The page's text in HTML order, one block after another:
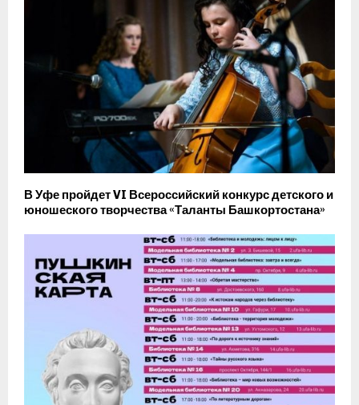
В Уфе пройдет VI Всероссийский конкурс детского и
юношеского творчества «Таланты Башкортостана»